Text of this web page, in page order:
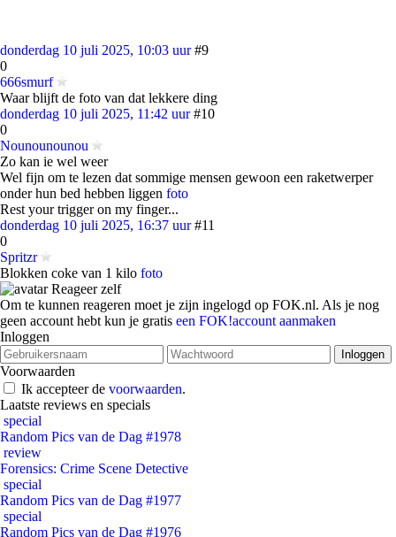
donderdag 10 juli 2025, 10:03 uur #9
0
666smurf
Waar blijft de foto van dat lekkere ding
donderdag 10 juli 2025, 11:42 uur #10
0
Nounounounou
Zo kan ie wel weer
Wel fijn om te lezen dat sommige mensen gewoon een raketwerper
onder hun bed hebben liggen foto
Rest your trigger on my finger...
donderdag 10 juli 2025, 16:37 uur #11
0
Spritzr
Blokken coke van 1 kilo foto
Reageer zelf
Om te kunnen reageren moet je zijn ingelogd op FOK.nl. Als je nog
geen account hebt kun je gratis een FOK!account aanmaken
Inloggen
Voorwaarden
Ik accepteer de voorwaarden.
Laatste reviews en specials
special
Random Pics van de Dag #1978
review
Forensics: Crime Scene Detective
special
Random Pics van de Dag #1977
special
Random Pics van de Dag #1976